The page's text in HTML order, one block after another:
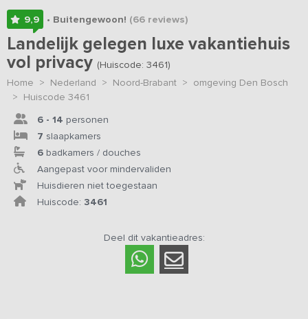
9,9 • Buitengewoon! (66reviews)
Landelijk gelegen luxe vakantiehuis
vol privacy (Huiscode: 3461)
Home > Nederland > Noord-Brabant > omgeving Den Bosch
> Huiscode 3461
6 - 14 personen
7 slaapkamers
6 badkamers / douches
Aangepast voor mindervaliden
Huisdieren niet toegestaan
Huiscode: 3461
Deel dit vakantieadres: